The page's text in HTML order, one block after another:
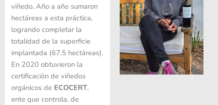
viñedo. Año a año sumaron
hectáreas a esta práctica,
logrando completar la
totalidad de la superficie
implantada (67.5 hectáreas).
En 2020 obtuvieron la
certificación de viñedos
orgánicos de ECOCERT,
ente que controla, de